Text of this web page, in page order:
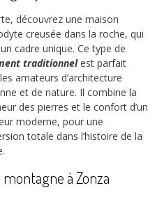
découvrez une maison
creusée dans la roche, qui
cadre unique. Ce type de
traditionnelest parfait
amateurs d’architecture
et de nature. Il combine la
des pierres et le confort d’un
moderne, pour une
totale dans l’histoire de la
montagne à Zonza